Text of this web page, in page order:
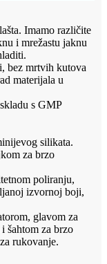
Imamo različite
i mrežastu jaknu
bez mrtvih kutova
materijala u
s GMP
silikata.
za brzo
poliranju,
izvornoj boji,
glavom za
šahtom za brzo
rukovanje.